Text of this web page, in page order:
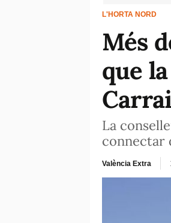
L'HORTA NORD
Més
que
La
connectar
València Extra